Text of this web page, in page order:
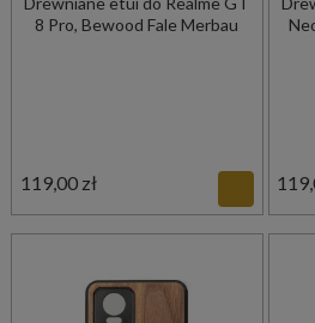
8 Pro, Bewood Fale Merbau
119,00 zł